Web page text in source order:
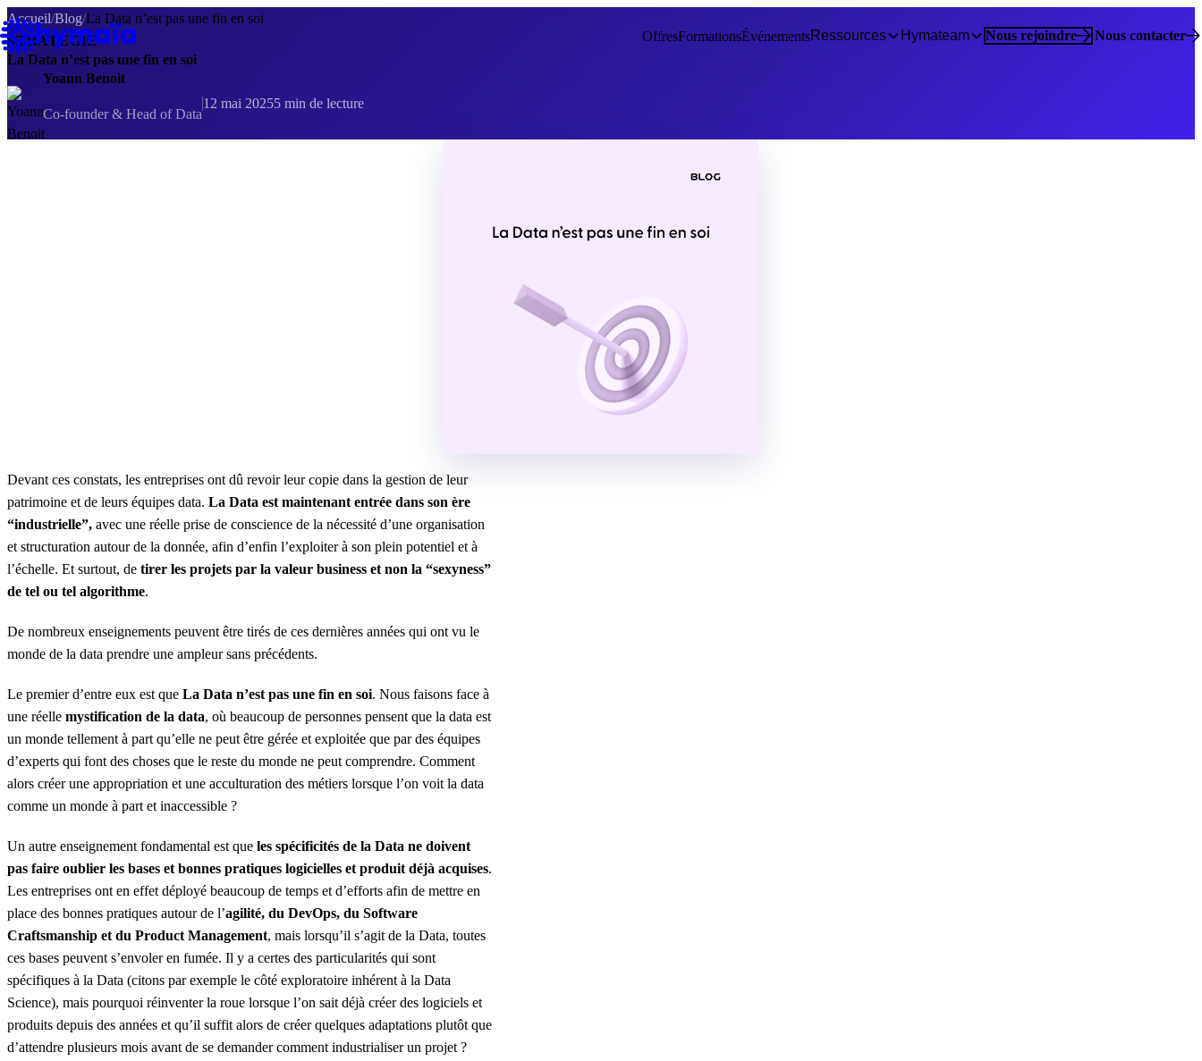
OffresFormationsÉvénementsRessources Hymateam Nous rejoindre Nous contacter
Accueil/Blog/La Data n’est pas une fin en soi
STRATEGIE
La Data n’est pas une fin en soi
Yoann Benoit
Co-founder & Head of Data
12 mai 20255 min de lecture
Devant ces constats, les entreprises ont dû revoir leur copie dans la gestion de leur
patrimoine et de leurs équipes data. La Data est maintenant entrée dans son ère
“industrielle”, avec une réelle prise de conscience de la nécessité d’une organisation
et structuration autour de la donnée, afin d’enfin l’exploiter à son plein potentiel et à
l’échelle. Et surtout, de tirer les projets par la valeur business et non la “sexyness”
de tel ou tel algorithme.
De nombreux enseignements peuvent être tirés de ces dernières années qui ont vu le
monde de la data prendre une ampleur sans précédents.
Le premier d’entre eux est que La Data n’est pas une fin en soi. Nous faisons face à
une réelle mystification de la data, où beaucoup de personnes pensent que la data est
un monde tellement à part qu’elle ne peut être gérée et exploitée que par des équipes
d’experts qui font des choses que le reste du monde ne peut comprendre. Comment
alors créer une appropriation et une acculturation des métiers lorsque l’on voit la data
comme un monde à part et inaccessible ?
Un autre enseignement fondamental est que les spécificités de la Data ne doivent
pas faire oublier les bases et bonnes pratiques logicielles et produit déjà acquises.
Les entreprises ont en effet déployé beaucoup de temps et d’efforts afin de mettre en
place des bonnes pratiques autour de l’agilité, du DevOps, du Software
Craftsmanship et du Product Management, mais lorsqu’il s’agit de la Data, toutes
ces bases peuvent s’envoler en fumée. Il y a certes des particularités qui sont
spécifiques à la Data (citons par exemple le côté exploratoire inhérent à la Data
Science), mais pourquoi réinventer la roue lorsque l’on sait déjà créer des logiciels et
produits depuis des années et qu’il suffit alors de créer quelques adaptations plutôt que
d’attendre plusieurs mois avant de se demander comment industrialiser un projet ?
Panneau de gestion des cookies